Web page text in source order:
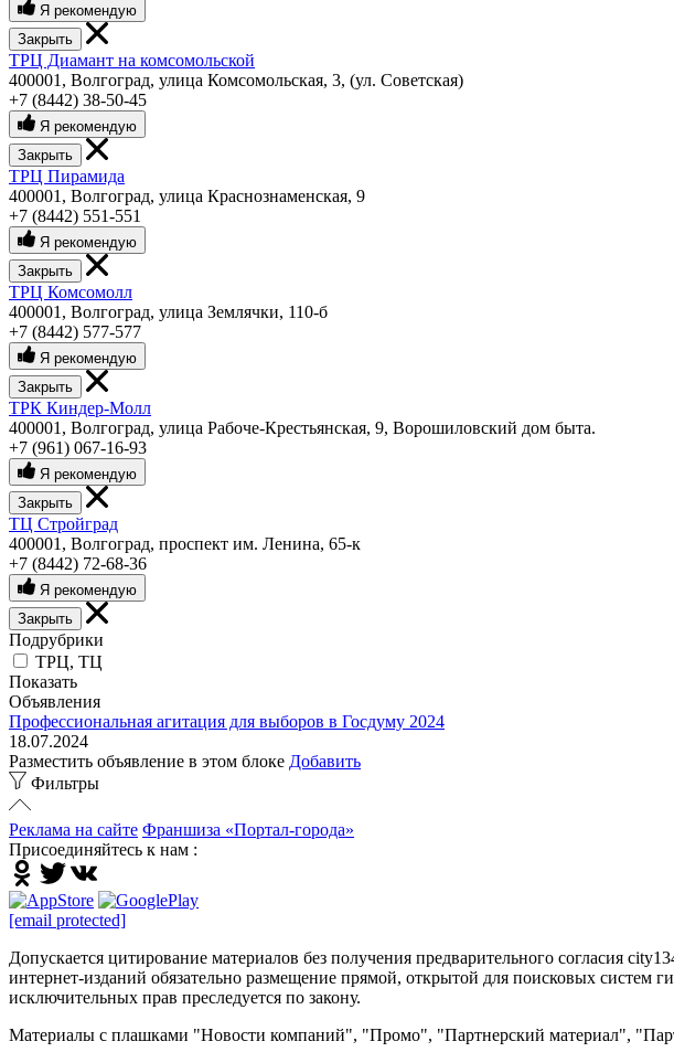
Я рекомендую
Закрыть
ТРЦ Диамант на комсомольской
400001, Волгоград, улица Комсомольская, 3, (ул. Советская)
+7 (8442) 38-50-45
Я рекомендую
Закрыть
ТРЦ Пирамида
400001, Волгоград, улица Краснознаменская, 9
+7 (8442) 551-551
Я рекомендую
Закрыть
ТРЦ Комсомолл
400001, Волгоград, улица Землячки, 110-б
+7 (8442) 577-577
Я рекомендую
Закрыть
ТРК Киндер-Молл
400001, Волгоград, улица Рабоче-Крестьянская, 9, Ворошиловский дом быта.
+7 (961) 067-16-93
Я рекомендую
Закрыть
ТЦ Стройград
400001, Волгоград, проспект им. Ленина, 65-к
+7 (8442) 72-68-36
Я рекомендую
Закрыть
Подрубрики
ТРЦ, ТЦ
Показать
Объявления
Профессиональная агитация для выборов в Госдуму 2024
18.07.2024
Разместить объявление в этом блоке Добавить
Фильтры
Реклама на сайте Франшиза «Портал-города»
Присоединяйтесь к нам :
[email protected]
Допускается цитирование материалов без получения предварительного согласия
интернет-изданий обязательно размещение прямой, открытой для поисковых систем
исключительных прав преследуется по закону.
Материалы с плашками "Новости компаний", "Промо", "Партнерский материал",